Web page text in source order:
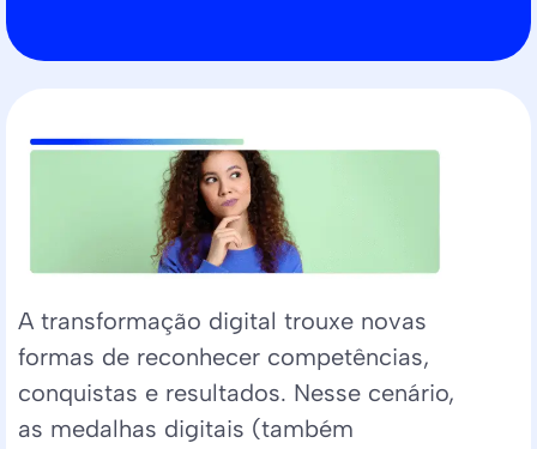
A transformação digital trouxe novas
formas de reconhecer competências,
conquistas e resultados. Nesse cenário,
as medalhas digitais (também